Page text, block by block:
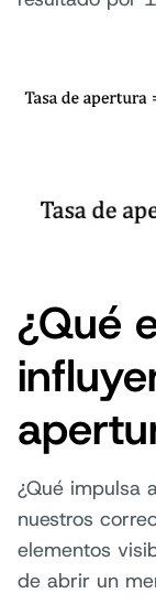
¿Qué
¿Qué impulsa
nuestros
elementos
de abrir un